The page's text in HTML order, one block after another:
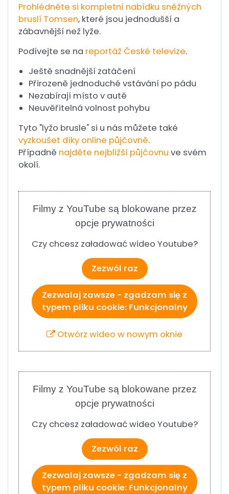
Prohlédněte si kompletní nabídku sněžných
bruslí Tomsen, které jsou jednodušší a
zábavnější než lyže.
Podívejte se na reportáž České televize.
Ještě snadnější zatáčení
Přirozeně jednoduché vstávání po pádu
Nezabírají místo v autě
Neuvěřitelná volnost pohybu
Tyto "lyžo brusle" si u nás můžete také
vyzkoušet díky online půjčovně.
Případně najděte nejbližší půjčovnu ve svém
okolí.
Filmy z YouTube są blokowane przez
opcje prywatności
Czy chcesz załadować wideo Youtube?
Zezwól raz
Zezwalaj zawsze - zgadzam się z
typem pliku cookie: Funkcjonalny
Otwórz wideo w nowym oknie
Filmy z YouTube są blokowane przez
opcje prywatności
Czy chcesz załadować wideo Youtube?
Zezwól raz
Zezwalaj zawsze - zgadzam się z
typem pliku cookie: Funkcjonalny